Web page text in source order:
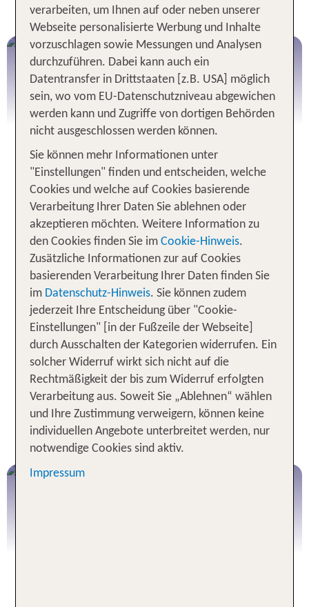
Gestalte hier deine individuelle Rundreise
TUI Rundreisen - mit Bus oder
Mietwagen
Entdecke die Welt auf besondere Weise: Mit
unserensorgfältig geplanten Busrundreisen
erlebst du faszinierende Länder –komfortabel,
sicher und bestens organisiert. Oder gestalte
deine Reise individuell mit unserenflexiblen
Selbstfahrer-Rundreisen– inkl. vorgebuchten
Hotels, Routenempfehlungen und voller Freiheit
unterwegs. Egal, wofür du dich entscheidest: Bei
TUI beginnt deine Entdeckungsreise ganz
entspannt – schon bei der Buchung.
TUI Rundreise buchen
verarbeiten, um Ihnen auf oder neben unserer
Webseite personalisierte Werbung und Inhalte
vorzuschlagen sowie Messungen und Analysen
durchzuführen. Dabei kann auch ein
Datentransfer in Drittstaaten [z.B. USA] möglich
sein, wo vom EU-Datenschutzniveau abgewichen
werden kann und Zugriffe von dortigen Behörden
nicht ausgeschlossen werden können.
Sie können mehr Informationen unter
"Einstellungen" finden und entscheiden, welche
Cookies und welche auf Cookies basierende
Verarbeitung Ihrer Daten Sie ablehnen oder
akzeptieren möchten. Weitere Information zu
den Cookies finden Sie im Cookie-Hinweis.
Zusätzliche Informationen zur auf Cookies
basierenden Verarbeitung Ihrer Daten finden Sie
im Datenschutz-Hinweis. Sie können zudem
jederzeit Ihre Entscheidung über "Cookie-
Einstellungen" [in der Fußzeile der Webseite]
durch Ausschalten der Kategorien widerrufen. Ein
solcher Widerruf wirkt sich nicht auf die
Rechtmäßigkeit der bis zum Widerruf erfolgten
Verarbeitung aus. Soweit Sie „Ablehnen“ wählen
und Ihre Zustimmung verweigern, können keine
individuellen Angebote unterbreitet werden, nur
notwendige Cookies sind aktiv.
Impressum